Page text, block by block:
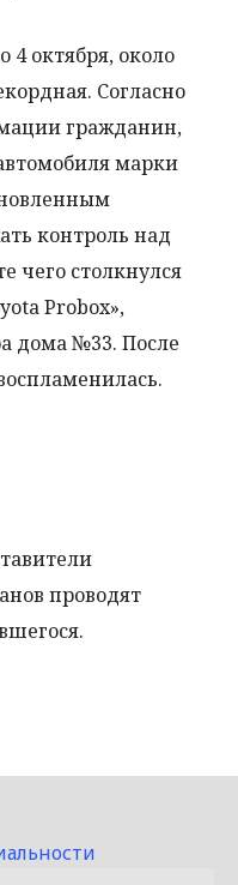
октября, около
Согласно
гражданин,
марки
контроль над
чего столкнулся
Probox»,
дома №33. После
проводят